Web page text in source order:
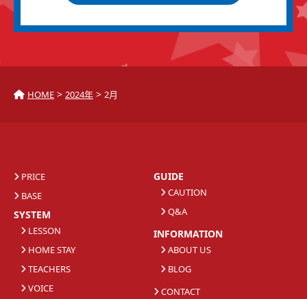
HOME > 2024年 > 2月
PRICE
BASE
SYSTEM
LESSON
HOME STAY
TEACHERS
VOICE
GUIDE
CAUTION
Q&A
INFORMATION
ABOUT US
BLOG
CONTACT